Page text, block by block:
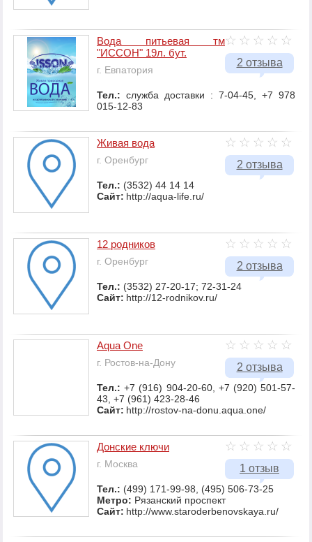
2 отзыва
Вода питьевая тм
"ИССОН" 19л. бут.
г. Евпатория
Тел.: служба доставки : 7-04-45, +7 978
015-12-83
2 отзыва
Живая вода
г. Оренбург
Тел.: (3532) 44 14 14
Сайт: http://aqua-life.ru/
2 отзыва
12 родников
г. Оренбург
Тел.: (3532) 27-20-17; 72-31-24
Сайт: http://12-rodnikov.ru/
2 отзыва
Aqua One
г. Ростов-на-Дону
Тел.:+7 (916) 904-20-60, +7 (920) 501-57-
43, +7 (961) 423-28-46
Сайт: http://rostov-na-donu.aqua.one/
1 отзыв
Донские ключи
г. Москва
Тел.: (499) 171-99-98, (495) 506-73-25
Метро: Рязанский проспект
Сайт: http://www.staroderbenovskaya.ru/